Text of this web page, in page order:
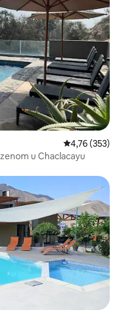
Prosječna
4,76 (353)
u Chaclacayu